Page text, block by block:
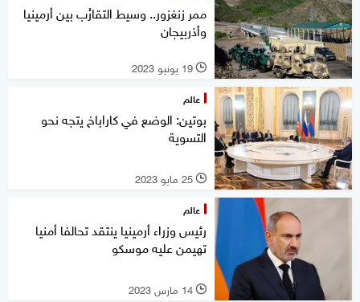
ممر زنغزور.. وسيط التقارُب بين أرمينيا
وأذربيجان
l 19 يونيو 2023
عالم
بوتين: الوضع في كاراباخ يتجه نحو
التسوية
l 25 مايو 2023
عالم
رئيس وزراء أرمينيا ينتقد تحالفا أمنيا
تهيمن عليه موسكو
l 14 مارس 2023